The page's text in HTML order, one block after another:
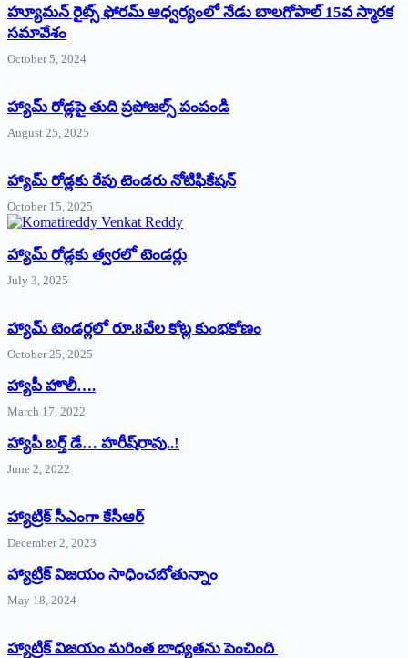
హ్యూమన్‌ రైట్స్‌ ఫోరమ్‌ ఆధ్వర్యంలో నేడు బాలగోపాల్‌ 15వ స్మారక
సమావేశం
October 5, 2024
హ్యామ్‌ రోడ్లపై తుది ప్రపోజల్స్‌ పంపండి
August 25, 2025
హ్యామ్‌ రోడ్లకు రేపు టెండరు నోటిఫికేషన్‌
October 15, 2025
హ్యామ్‌ రోడ్లకు త్వరలో టెండర్లు
July 3, 2025
హ్యామ్‌ ‌టెండర్లలో రూ.8వేల కోట్ల కుంభకోణం
October 25, 2025
హ్యాపీ హొలీ….
March 17, 2022
హ్యాపీ బర్త్ ‌డే… హరీష్‌రావు..!
June 2, 2022
హ్యాట్రిక్‌ ‌సీఎంగా కేసీఆర్‌
December 2, 2023
హ్యాట్రిక్‌ విజయం సాధించబోతున్నాం
May 18, 2024
హ్యాట్రిక్ విజయం మరింత బాధ్యతను పెంచింది